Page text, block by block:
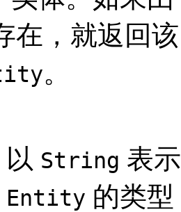
在，就返回
。
以 String 表
Entity 的类型